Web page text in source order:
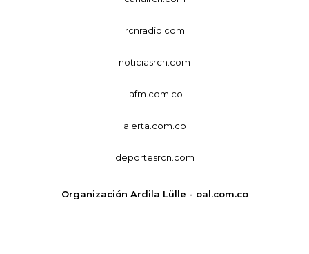
rcnradio.com
noticiasrcn.com
lafm.com.co
alerta.com.co
deportesrcn.com
Organización Ardila Lülle - oal.com.co